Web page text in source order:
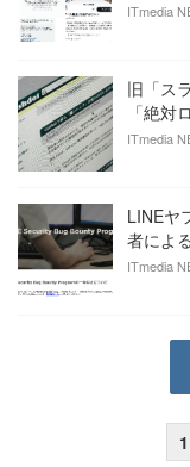
ITmedia
旧「ス
「絶対
ITmedia
LINEヤ
者によ
ITmedia
1